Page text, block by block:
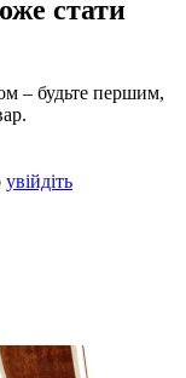
стати
– будьте першим,
увійдіть